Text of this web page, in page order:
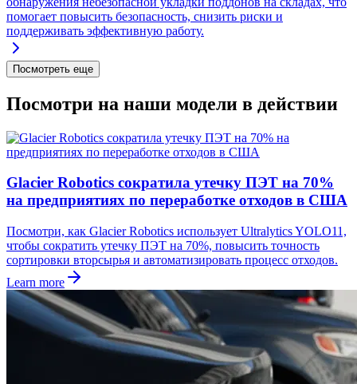
помогает повысить безопасность, снизить риски и
поддерживать эффективную работу.
Посмотреть еще
Посмотри на наши модели в действии
Glacier Robotics сократила утечку ПЭТ на 70%
на предприятиях по переработке отходов в США
Посмотри, как Glacier Robotics использует Ultralytics YOLO11,
чтобы сократить утечку ПЭТ на 70%, повысить точность
сортировки вторсырья и автоматизировать процесс отходов.
Learn more